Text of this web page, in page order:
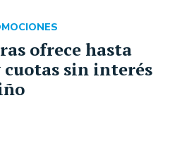
ofrece hasta
cuotas sin interés